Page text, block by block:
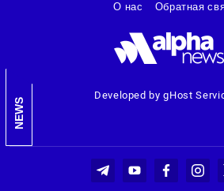
NEWS
Developed by gHost
О нас Обратная